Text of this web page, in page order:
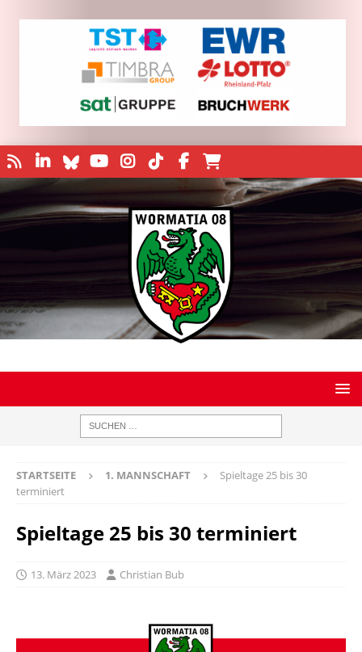
STARTSEITE 1. MANNSCHAFT
Spieltage 25 bis 30
terminiert
Spieltage 25 bis 30 terminiert
13. März 2023 Christian Bub